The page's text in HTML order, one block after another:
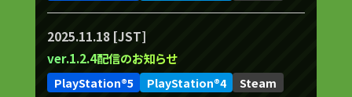
2025.11.18 [JST]
ver.1.2.4配信のお知らせ
PlayStation®5 PlayStation®4 Steam